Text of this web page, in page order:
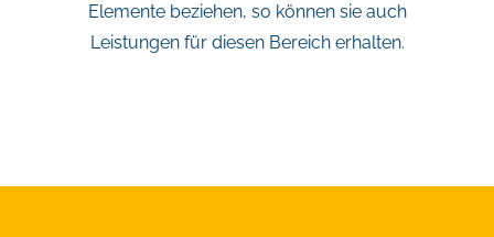
Elemente beziehen, so können sie auch
Leistungen für diesen Bereich erhalten.